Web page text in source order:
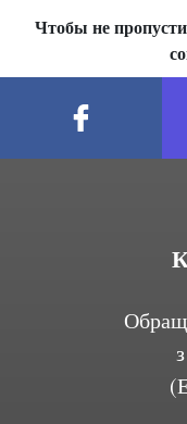
Чтобы не